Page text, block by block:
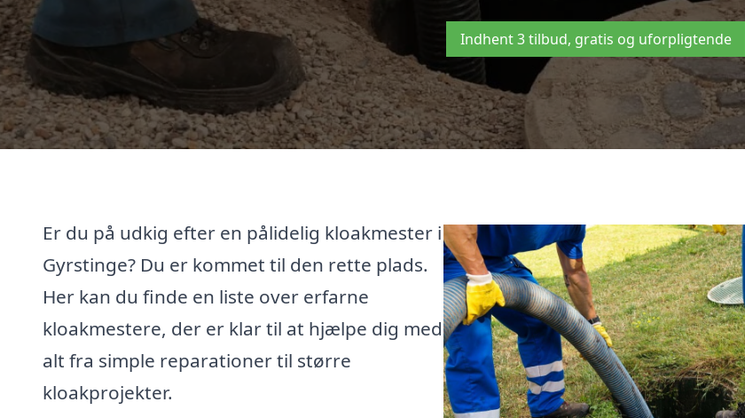
Indhent 3 tilbud, gratis og uforpligtende
Er du på udkig efter en pålidelig kloakmester i
Gyrstinge? Du er kommet til den rette plads.
Her kan du finde en liste over erfarne
kloakmestere, der er klar til at hjælpe dig med
alt fra simple reparationer til større
kloakprojekter.